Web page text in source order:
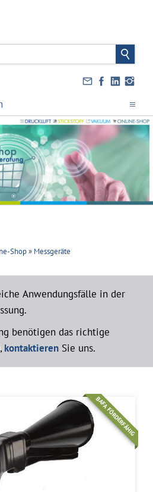
Shop» Messgeräte
Anwendungsfälle in der
benötigen das richtige
kontaktierenSie uns.
BAFA FÖRDERFÄHIG